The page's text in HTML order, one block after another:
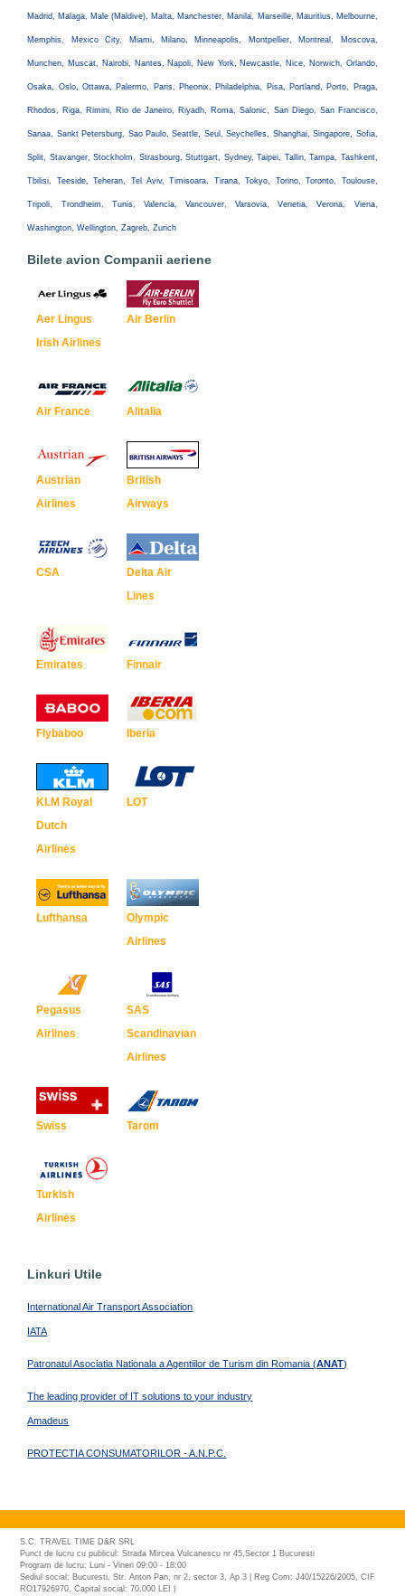
Madrid, Malaga, Male (Maldive), Malta, Manchester, Manila, Marseille, Mauritius, Melbourne,
Memphis, Mexico City, Miami, Milano, Minneapolis, Montpellier, Montreal, Moscova,
Munchen, Muscat, Nairobi, Nantes, Napoli, New York, Newcastle, Nice, Norwich, Orlando,
Osaka, Oslo, Ottawa, Palermo, Paris, Pheonix, Philadelphia, Pisa, Portland, Porto, Praga,
Rhodos, Riga, Rimini, Rio de Janeiro, Riyadh, Roma, Salonic, San Diego, San Francisco,
Sanaa, Sankt Petersburg, Sao Paulo, Seattle, Seul, Seychelles, Shanghai, Singapore, Sofia,
Split, Stavanger, Stockholm, Strasbourg, Stuttgart, Sydney, Taipei, Tallin, Tampa, Tashkent,
Tbilisi, Teeside, Teheran, Tel Aviv, Timisoara, Tirana, Tokyo, Torino, Toronto, Toulouse,
Tripoli, Trondheim, Tunis, Valencia, Vancouver, Varsovia, Venetia, Verona, Viena,
Washington, Wellington, Zagreb, Zurich
Bilete avion Companii aeriene
Aer Lingus
Irish Airlines
Air Berlin
Air France Alitalia
Austrian
Airlines
British
Airways
CSA
Delta Air
Lines
Emirates Finnair
Flybaboo Iberia
KLM Royal
Dutch
Airlines
LOT
Lufthansa
Olympic
Airlines
Pegasus
Airlines
SAS
Scandinavian
Airlines
Swiss Tarom
Turkish
Airlines
Linkuri Utile
International Air Transport Association
IATA
Patronatul Asociatia Nationala a Agentiilor de Turism din Romania (ANAT)
The leading provider of IT solutions to your industry
Amadeus
PROTECTIA CONSUMATORILOR - A.N.P.C.
S.C. TRAVEL TIME D&R SRL
Punct de lucru cu publicul: Strada Mircea Vulcanescu nr 45,Sector 1 Bucuresti
Program de lucru: Luni - Vineri 09:00 - 18:00
Sediul social: Bucuresti, Str. Anton Pan, nr 2, sector 3, Ap 3 | Reg Com: J40/15226/2005, CIF
RO17926970, Capital social: 70.000 LEI |